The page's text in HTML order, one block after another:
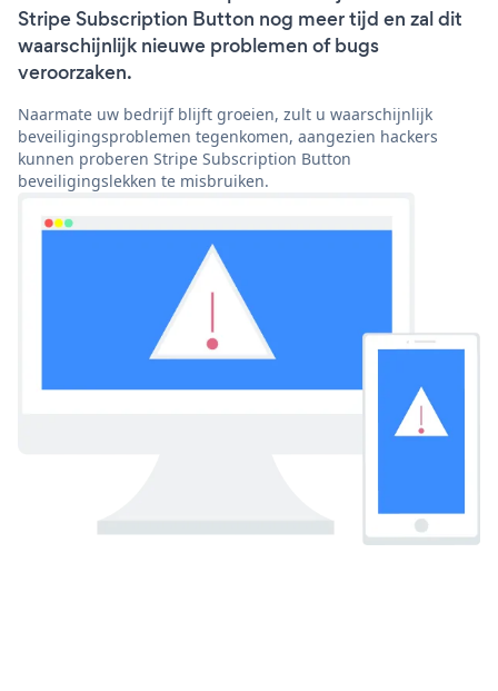
Stripe Subscription Button nog meer tijd en zal dit
waarschijnlijk nieuwe problemen of bugs
veroorzaken.
Naarmate uw bedrijf blijft groeien, zult u waarschijnlijk
beveiligingsproblemen tegenkomen, aangezien hackers
kunnen proberen Stripe Subscription Button
beveiligingslekken te misbruiken.